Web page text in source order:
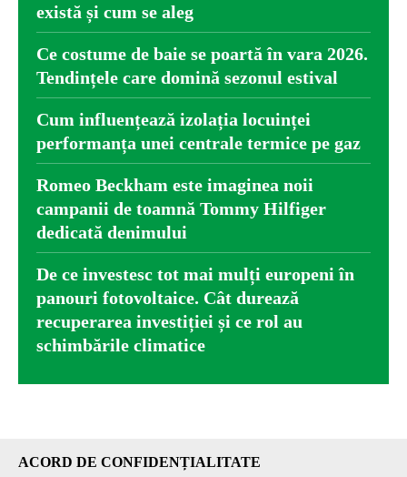
există și cum se aleg
Ce costume de baie se poartă în vara 2026.
Tendințele care domină sezonul estival
Cum influențează izolația locuinței
performanța unei centrale termice pe gaz
Romeo Beckham este imaginea noii
campanii de toamnă Tommy Hilfiger
dedicată denimului
De ce investesc tot mai mulți europeni în
panouri fotovoltaice. Cât durează
recuperarea investiției și ce rol au
schimbările climatice
ACORD DE CONFIDENȚIALITATE